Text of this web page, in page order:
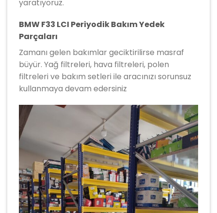
yaratıyoruz.
BMW F33 LCI Periyodik Bakım Yedek
Parçaları
Zamanı gelen bakımlar geciktirilirse masraf
büyür. Yağ filtreleri, hava filtreleri, polen
filtreleri ve bakım setleri ile aracınızı sorunsuz
kullanmaya devam edersiniz